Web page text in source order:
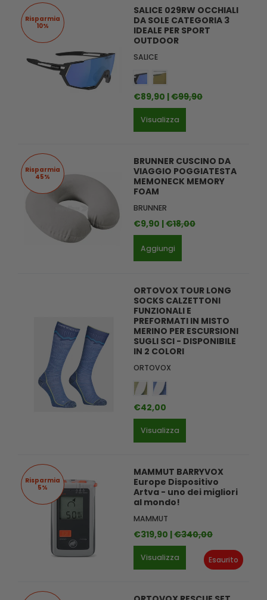
Risparmia
10%
SALICE 029RW OCCHIALI
DA SOLE CATEGORIA 3
IDEALE PER SPORT
OUTDOOR
SALICE
€89,90 |€99,90
Visualizza
Risparmia
45%
BRUNNER CUSCINO DA
VIAGGIO POGGIATESTA
MEMONECK MEMORY
FOAM
BRUNNER
€9,90 |€18,00
Aggiungi
ORTOVOX TOUR LONG
SOCKS CALZETTONI
FUNZIONALI E
PREFORMATI IN MISTO
MERINO PER ESCURSIONI
SUGLI SCI - DISPONIBILE
IN 2 COLORI
ORTOVOX
€42,00
Visualizza
Esaurito
Risparmia
5%
MAMMUT BARRYVOX
Europe Dispositivo
Artva - uno dei migliori
al mondo!
MAMMUT
€319,90 |€340,00
Visualizza